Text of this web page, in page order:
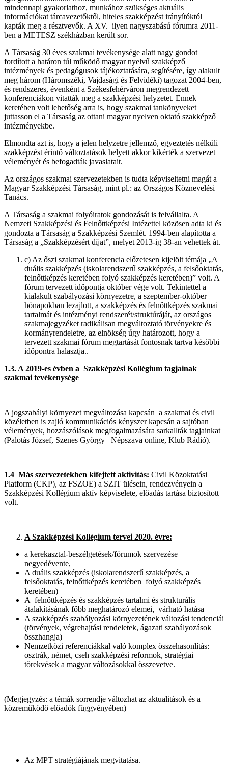
mindennapi gyakorlathoz, munkához szükséges aktuális
információkat tárcavezetőktől, hiteles szakképzést irányítóktól
kapták meg a résztvevők. A XV. ilyen nagyszabású fórumra 2011-
ben a METESZ székházban került sor.
A Társaság 30 éves szakmai tevékenysége alatt nagy gondot
fordított a határon túl működő magyar nyelvű szakképző
intézmények és pedagógusok tájékoztatására, segítésére, így alakult
meg három (Háromszéki, Vajdasági és Felvidéki) tagozat 2004-ben,
és rendszeres, évenként a Székesfehérváron megrendezett
konferenciákon vitatták meg a szakképzési helyzetet. Ennek
keretében volt lehetőség arra is, hogy szakmai tankönyveket
juttasson el a Társaság az ottani magyar nyelven oktató szakképző
intézményekbe.
Elmondta azt is, hogy a jelen helyzetre jellemző, egyeztetés nélküli
szakképzést érintő változtatások helyett akkor kikérték a szervezet
véleményét és befogadták javaslatait.
Az országos szakmai szervezetekben is tudta képviseltetni magát a
Magyar Szakképzési Társaság, mint pl.: az Országos Köznevelési
Tanács.
A Társaság a szakmai folyóiratok gondozását is felvállalta. A
Nemzeti Szakképzési és Felnőttképzési Intézettel közösen adta ki és
gondozta a Társaság a Szakképzési Szemlét. 1994-ben alapította a
Társaság a „Szakképzésért díjat”, melyet 2013-ig 38-an vehettek át.
c) Az őszi szakmai konferencia előzetesen kijelölt témája „A
duális szakképzés (iskolarendszerű szakképzés, a felsőoktatás,
felnőttképzés keretében folyó szakképzés keretében)” volt. A
fórum tervezett időpontja október vége volt. Tekintettel a
kialakult szabályozási környezetre, a szeptember-október
hónapokban lezajlott, a szakképzés és felnőttképzés szakmai
tartalmát és intézményi rendszerét/struktúráját, az országos
szakmajegyzéket radikálisan megváltoztató törvényekre és
kormányrendeletre, az elnökség úgy határozott, hogy a
tervezett szakmai fórum megtartását fontosnak tartva későbbi
időpontra halasztja..
1.3. A 2019-es évben a Szakképzési Kollégium tagjainak
szakmai tevékenysége
A jogszabályi környezet megváltozása kapcsán a szakmai és civil
közéletben is zajló kommunikációs kényszer kapcsán a sajtóban
vélemények, hozzászólások megfogalmazására sarkallták tagjainkat
(Palotás József, Szenes György –Népszava online, Klub Rádió).
1.4 Más szervezetekben kifejtett aktivitás: Civil Közoktatási
Platform (CKP), az FSZOE) a SZIT ülésein, rendezvényein a
Szakképzési Kollégium aktív képviselete, előadás tartása biztosított
volt.
A Szakképzési Kollégium tervei 2020. évre:
a kerekasztal-beszélgetések/fórumok szervezése
negyedévente,
A duális szakképzés (iskolarendszerű szakképzés, a
felsőoktatás, felnőttképzés keretében folyó szakképzés
keretében)
A felnőttképzés és szakképzés tartalmi és strukturális
átalakításának főbb meghatározó elemei, várható hatása
A szakképzés szabályozási környezetének változási tendenciái
(törvények, végrehajtási rendeletek, ágazati szabályozások
összhangja)
Nemzetközi referenciákkal való komplex összehasonlítás:
osztrák, német, cseh szakképzési reformok, stratégiai
törekvések a magyar változásokkal összevetve.
(Megjegyzés: a témák sorrendje változhat az aktualitások és a
közreműködő előadók függvényében)
Az MPT stratégiájának megvitatása.